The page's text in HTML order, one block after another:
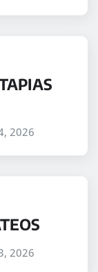
2026
2026